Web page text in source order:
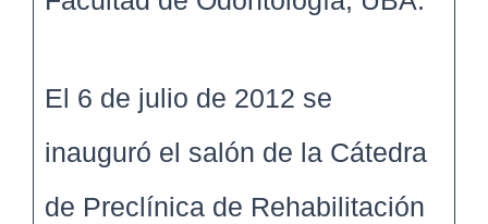
El 6 de julio de 2012 se
inauguró el salón de la Cátedra
de Preclínica de Rehabilitación